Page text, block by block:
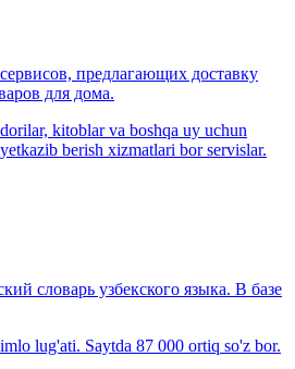
предлагающих доставку
для дома.
kitoblar va boshqa uy uchun
berish xizmatlari bor servislar.
словарь узбекского языка. В базе
lug'ati. Saytda 87 000 ortiq so'z bor.